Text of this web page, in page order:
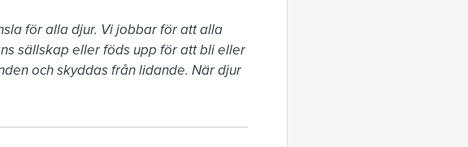
för alla djur. Vi jobbar för att alla
sällskap eller föds upp för att bli eller
och skyddas från lidande. När djur